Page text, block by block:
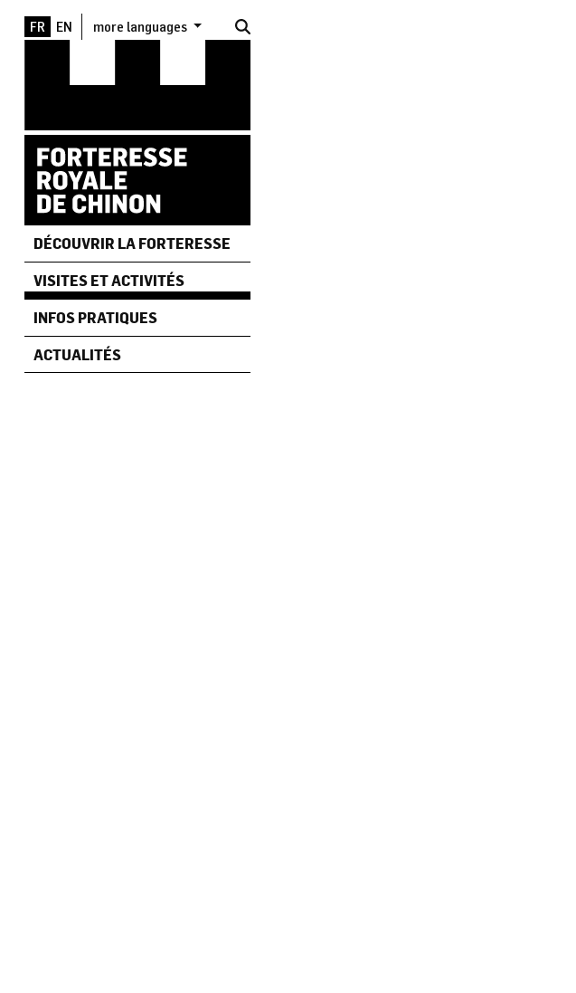
more languages
DÉCOUVRIR LA FORTERESSE
VISITES ET ACTIVITÉS
INFOS PRATIQUES
ACTUALITÉS